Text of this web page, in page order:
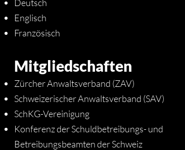
Deutsch
Englisch
Französisch
Mitgliedschaften
Zürcher Anwaltsverband (ZAV)
Schweizerischer Anwaltsverband (SAV)
SchKG-Vereinigung
Konferenz der Schuldbetreibungs- und
Betreibungsbeamten der Schweiz